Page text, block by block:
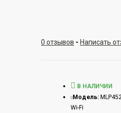
0 отзывов - Написать
В НАЛИЧИИ
Модель:
Wi-Fi